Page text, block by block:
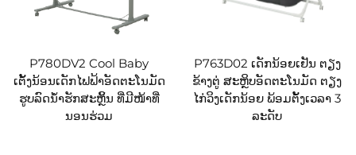
P780DV2 Cool Baby
ເຕັ້ງນ້ອນເດັກໄຟຟ້າອັດຕະໂນມັດ
ຮູບລົດນ້ຳຮັກສະຫຼິ້ນ ທີ່ມີໜ້າທີ່
ນອນຮ່ວມ
P763D02 ເດັກນ້ອຍເຢັນ ຕຽງ
ຂ້າງຕູ່ ສະຫຼິບອັດຕະໂນມັດ ຕຽງ
ໄກ່ວິງເດັກນ້ອຍ ພ້ອມຕັ້ງເວລາ 3
ລະດັບ